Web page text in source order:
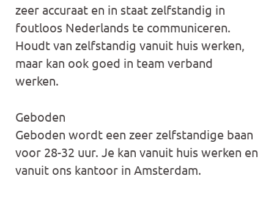
zeer accuraat en in staat zelfstandig in
foutloos Nederlands te communiceren.
Houdt van zelfstandig vanuit huis werken,
maar kan ook goed in team verband
werken.
Geboden
Geboden wordt een zeer zelfstandige baan
voor 28-32 uur. Je kan vanuit huis werken en
vanuit ons kantoor in Amsterdam.